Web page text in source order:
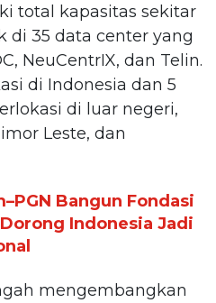
total kapasitas sekitar
di 35 data center yang
NeuCentrIX, dan Telin.
di Indonesia dan 5
di luar negeri,
Leste, dan
Bangun Fondasi
Indonesia Jadi
mengembangkan